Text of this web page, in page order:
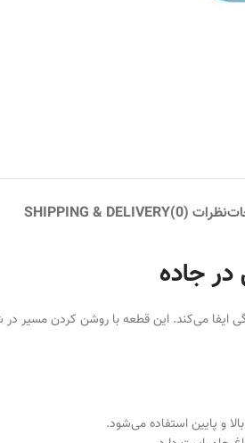
نظرات (0) SHIPPING & DELIVERY
ایمنی رانندگی ایفا می‌کند. این قطعه با روشن